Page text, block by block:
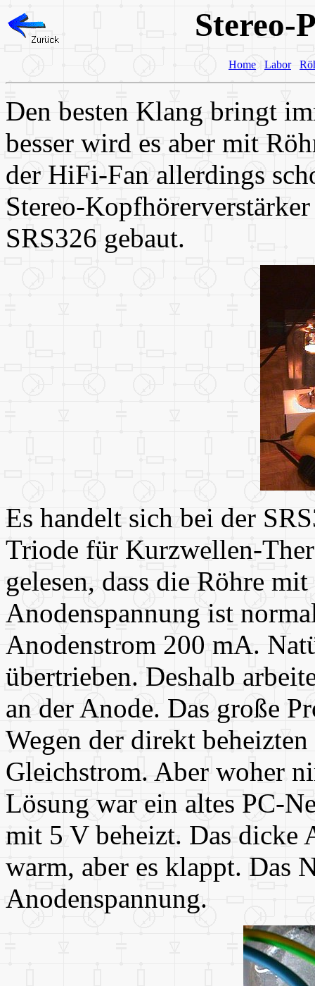
Stereo-
Home Labor
Den besten Klang bringt
besser wird es aber mit
der HiFi-Fan allerdings
Stereo-
SRS326 gebaut.
Es handelt sich bei der
Triode für Kurzwellen-
gelesen, dass die Röhre
Anodenspannung ist
Anodenstrom 200 mA.
übertrieben. Deshalb
an der Anode. Das große
Wegen der direkt
Gleichstrom. Aber woher
Lösung war ein altes PC-
mit 5 V beheizt. Das dicke
warm, aber es klappt. Das
Anodenspannung.